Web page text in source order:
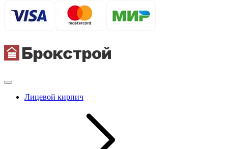
Лицевой кирпич